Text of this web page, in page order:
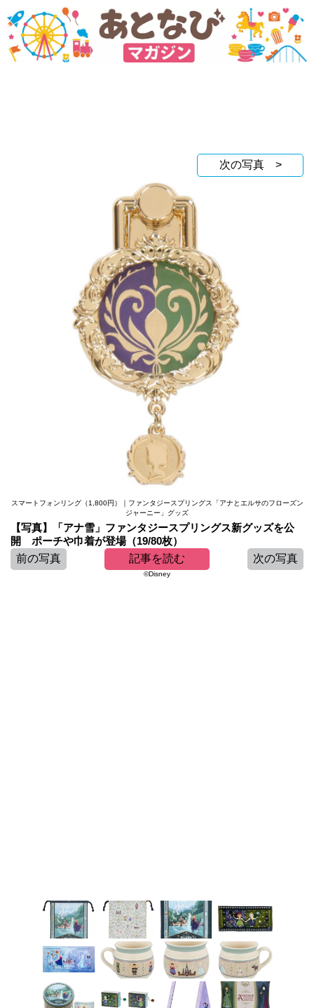
次の写真 >
スマートフォンリング（1,800円）｜ファンタジースプリングス「アナとエルサのフローズン
ジャーニー」グッズ
【写真】「アナ雪」ファンタジースプリングス新グッズを公
開 ポーチや巾着が登場（19/80枚）
前の写真
記事を読む 次の写真
©Disney